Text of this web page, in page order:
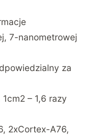
7-nanometrowej
za
– 1,6 razy
2xCortex-A76,